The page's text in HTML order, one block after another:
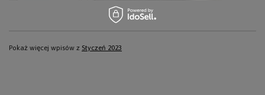
Pokaż więcej wpisów z Styczeń 2023